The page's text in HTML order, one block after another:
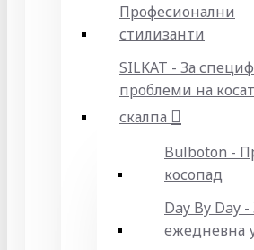
Професионални
стилизанти
SILKAT - За
проблеми на
скалпа
Bulboton -
косопад
Day By Day -
ежедневна